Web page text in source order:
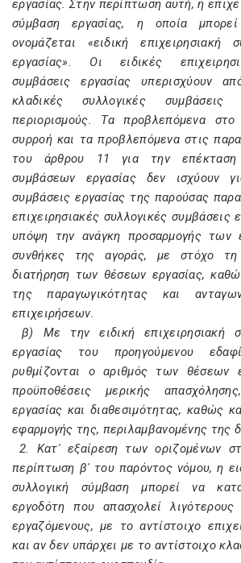
εργασίας. Στην περίπτωση αυτή, η
σύμβαση εργασίας, η οποία
ονομάζεται «ειδική επιχειρησιακή
εργασίας». Οι ειδικές
συμβάσεις εργασίας υπερισχύουν
κλαδικές συλλογικές συμβάσεις
περιορισμούς. Τα προβλεπόμενα
συρροή και τα προβλεπόμενα στις
του άρθρου 11 για την επέκταση
συμβάσεων εργασίας δεν ισχύουν
συμβάσεις εργασίας της παρούσας
επιχειρησιακές συλλογικές συμβάσεις
υπόψη την ανάγκη προσαρμογής των
συνθήκες της αγοράς, με στόχο
διατήρηση των θέσεων εργασίας,
της παραγωγικότητας και
επιχειρήσεων.
β) Με την ειδική επιχειρησιακή
εργασίας του προηγούμενου
ρυθμίζονται ο αριθμός των θέσεων
προϋποθέσεις μερικής
εργασίας και διαθεσιμότητας, καθώς
εφαρμογής της, περιλαμβανομένης της
2. Κατ' εξαίρεση των οριζομένων
περίπτωση β' του παρόντος νόμου, η
συλλογική σύμβαση μπορεί να
εργοδότη που απασχολεί
εργαζόμενους, με το αντίστοιχο
και αν δεν υπάρχει με το αντίστοιχο